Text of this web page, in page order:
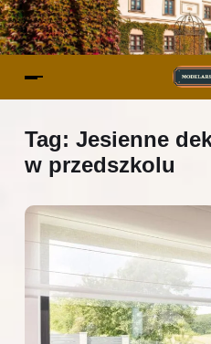
Tag: Jesienne
w przedszkolu